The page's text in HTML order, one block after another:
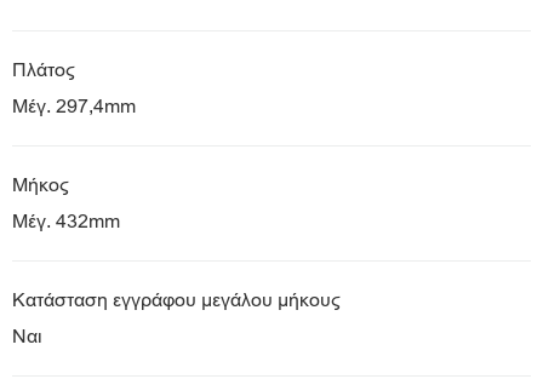
Πλάτος
Μέγ. 297,4mm
Μήκος
Μέγ. 432mm
Κατάσταση εγγράφου μεγάλου μήκους
Ναι